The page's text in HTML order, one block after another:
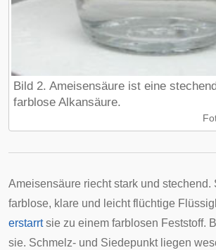
Bild 2. Ameisensäure ist eine
farblose Alkansäure.
Ameisensäure riecht stark und stechend.
farblose, klare und leicht flüchtige
erstarrtsie zu einem farblosen Feststoff.
sie. Schmelz- und Siedepunkt liegen